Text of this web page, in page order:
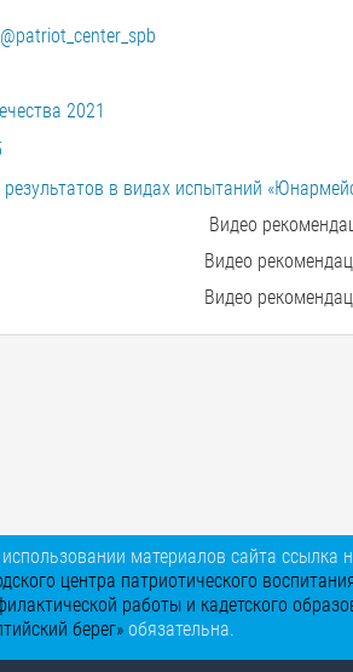
2021
в видах испытаний
Видео
Видео
Видео
материалов сайта ссылка
центра патриотического
работы и кадетского
берег» обязательна.